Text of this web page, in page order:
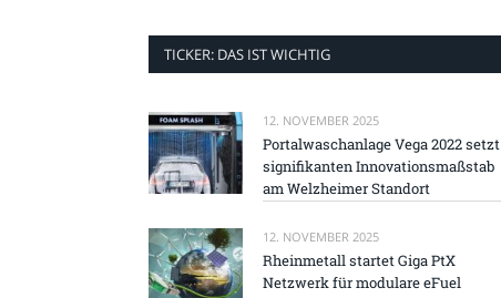
TICKER: DAS IST WICHTIG
12. NOVEMBER 2025
Portalwaschanlage Vega 2022 setzt
signifikanten Innovationsmaßstab
am Welzheimer Standort
12. NOVEMBER 2025
Rheinmetall startet Giga PtX
Netzwerk für modulare eFuel